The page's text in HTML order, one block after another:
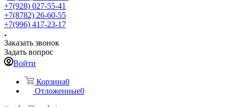
+7(928) 027-55-41
+7(8782) 26-60-55
+7(996) 417-23-17
Заказать звонок
Задать вопрос
Войти
Корзина0
Отложенные0